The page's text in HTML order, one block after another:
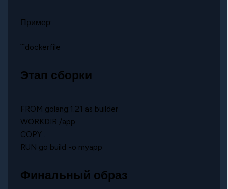
Пример:
```dockerfile
Этап сборки
FROM golang:1.21 as builder
WORKDIR /app
COPY . .
RUN go build -o myapp
Финальный образ